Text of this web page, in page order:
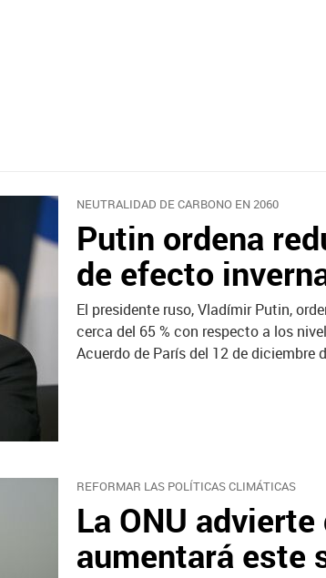
NEUTRALIDAD DE CARBONO EN 2060
Putin ordena
de efecto
El presidente ruso, Vladímir Putin,
cerca del 65 % con respecto a los
Acuerdo de París del 12 de diciembre
REFORMAR LAS POLÍTICAS CLIMÁTICAS
La ONU
aumentará este